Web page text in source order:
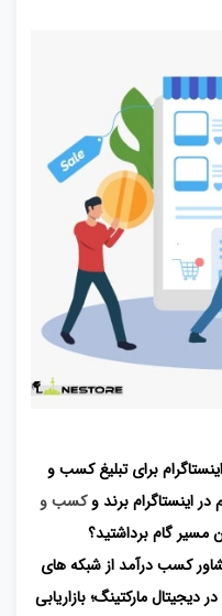
برای تبلیغ کسب و
اینستاگرام برند وکسب و
مسیر گام برداشتید؟
کسب درآمد از شبکه های
مارکتینگ؛ بازاریابی